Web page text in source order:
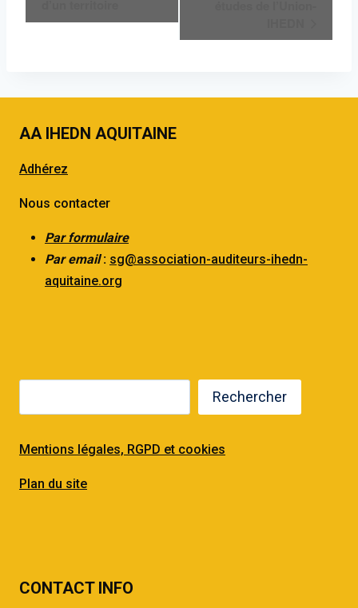
AA IHEDN AQUITAINE
Adhérez
Nous contacter
Par formulaire
Par email: sg@association-auditeurs-ihedn-
aquitaine.org
Rechercher
Mentions légales, RGPD et cookies
Plan du site
CONTACT INFO